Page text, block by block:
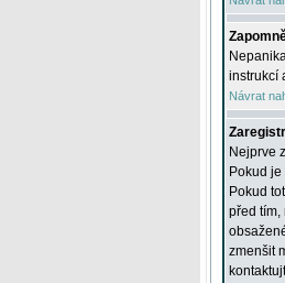
instrukcí
Návrat
Nejprve
Pokud
Pokud
před tím,
zmenšit